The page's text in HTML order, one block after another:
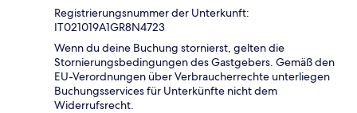
Registrierungsnummer der Unterkunft:
IT021019A1GR8N4723
Wenn du deine Buchung stornierst, gelten die
Stornierungsbedingungen des Gastgebers. Gemäß den
EU-Verordnungen über Verbraucherrechte unterliegen
Buchungsservices für Unterkünfte nicht dem
Widerrufsrecht.